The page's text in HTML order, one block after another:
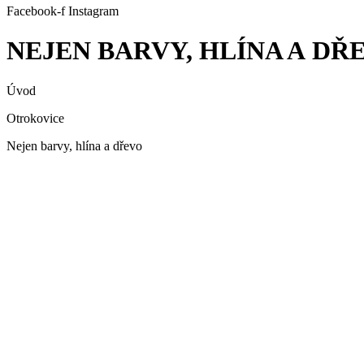
Facebook-f Instagram
NEJEN BARVY, HLÍNA A
Úvod
Otrokovice
Nejen barvy, hlína a dřevo